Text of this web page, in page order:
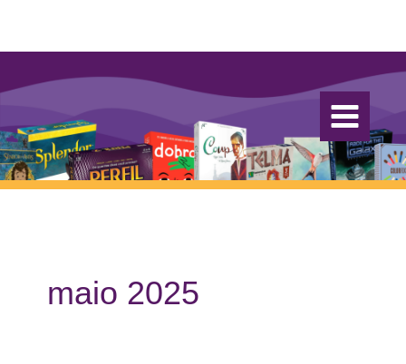
conteúdo
maio 2025